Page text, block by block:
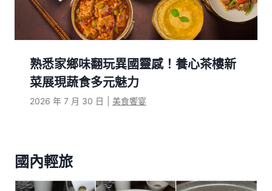
熟悉家鄉味翻玩異國靈感！養心茶樓新
菜展現蔬食多元魅力
2026 年 7 月 30 日 美食饗宴
國內輕旅